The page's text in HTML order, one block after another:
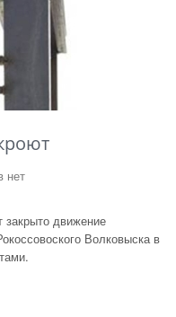
нет
закрыто движение
Волковыска в